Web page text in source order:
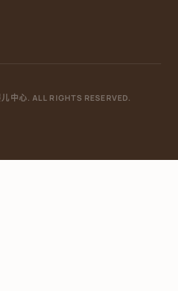
中心. ALL RIGHTS RESERVED.